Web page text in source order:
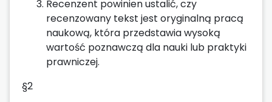
Recenzent powinien ustalić, czy
recenzowany tekst jest oryginalną pracą
naukową, która przedstawia wysoką
wartość poznawczą dla nauki lub praktyki
prawniczej.
§2